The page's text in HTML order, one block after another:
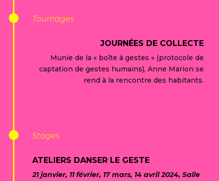
Tournages
JOURNÉES DE COLLECTE
Munie de la « boîte à gestes » (protocole de
captation de gestes humains), Anne Marion se
rend à la rencontre des habitants.
Stages
ATELIERS DANSER LE GESTE
21 janvier, 11 février, 17 mars, 14 avril 2024, Salle